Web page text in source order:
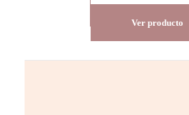
Ver producto